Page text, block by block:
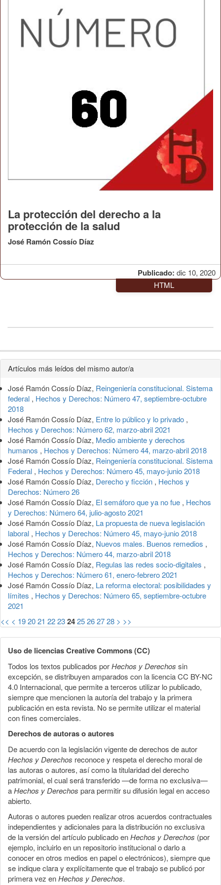
Publicado: dic 10, 2020
La protección del derecho a la
protección de la salud
José Ramón Cossío Díaz
HTML
Detalles
del
artículo
Artículos más leídos del mismo autor/a
José Ramón Cossío Díaz, Reingeniería constitucional. Sistema
federal , Hechos y Derechos: Número 47, septiembre-octubre
2018
José Ramón Cossío Díaz, Entre lo público y lo privado ,
Hechos y Derechos: Número 62, marzo-abril 2021
José Ramón Cossío Díaz, Medio ambiente y derechos
humanos , Hechos y Derechos: Número 44, marzo-abril 2018
José Ramón Cossío Díaz, Reingeniería constitucional. Sistema
Federal , Hechos y Derechos: Número 45, mayo-junio 2018
José Ramón Cossío Díaz, Derecho y ficción , Hechos y
Derechos: Número 26
José Ramón Cossío Díaz, El semáforo que ya no fue , Hechos
y Derechos: Número 64, julio-agosto 2021
José Ramón Cossío Díaz, La propuesta de nueva legislación
laboral , Hechos y Derechos: Número 45, mayo-junio 2018
José Ramón Cossío Díaz, Nuevos males. Buenos remedios ,
Hechos y Derechos: Número 44, marzo-abril 2018
José Ramón Cossío Díaz, Regulas las redes socio-digitales ,
Hechos y Derechos: Número 61, enero-febrero 2021
José Ramón Cossío Díaz, La reforma electoral: posibilidades y
límites , Hechos y Derechos: Número 65, septiembre-octubre
2021
<< < 192021 22232425262728 > >>
Uso de licencias Creative Commons (CC)
Todos los textos publicados porHechos y Derechos sin
excepción, se distribuyen amparados con la licencia CC BY-NC
4.0 Internacional, que permite a terceros utilizar lo publicado,
siempre que mencionen la autoría del trabajo y la primera
publicación en esta revista. No se permite utilizar el material
con fines comerciales.
Derechos de autoras o autores
De acuerdo con la legislación vigente de derechos de autor
Hechos y Derechos reconoce y respeta el derecho moral de
las autoras o autores, así como la titularidad del derecho
patrimonial, el cual será transferido —de forma no exclusiva—
aHechos y Derechos para permitir su difusión legal en acceso
abierto.
Autoras o autores pueden realizar otros acuerdos contractuales
independientes y adicionales para la distribución no exclusiva
de la versión del artículo publicado enHechos y Derechos (por
ejemplo, incluirlo en un repositorio institucional o darlo a
conocer en otros medios en papel o electrónicos), siempre que
se indique clara y explícitamente que el trabajo se publicó por
primera vez enHechos y Derechos.